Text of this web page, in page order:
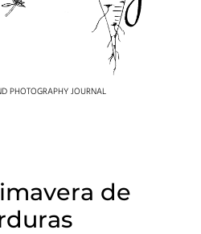
PHOTOGRAPHY JOURNAL
de